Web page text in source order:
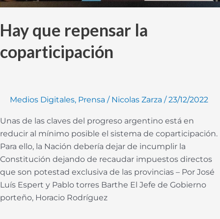
Hay que repensar la
coparticipación
Medios Digitales, Prensa / Nicolas Zarza /23/12/2022
Unas de las claves del progreso argentino está en
reducir al mínimo posible el sistema de coparticipación.
Para ello, la Nación debería dejar de incumplir la
Constitución dejando de recaudar impuestos directos
que son potestad exclusiva de las provincias – Por José
Luís Espert y Pablo torres Barthe El Jefe de Gobierno
porteño, Horacio Rodríguez